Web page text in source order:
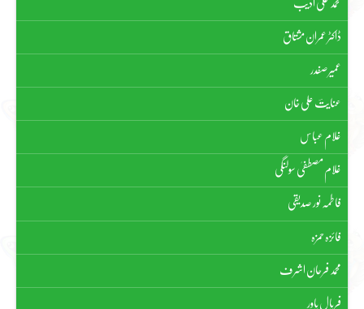
محمد علی ادیب
ڈاکٹر عمران مشتاق
عمیر صفدر
عنایتؔ علی خان
غلام عباس
غلام مصطفیٰ سولنگی
فاطمہ نور صدیقی
فائزہ حمزہ
محمد فرحان اشرف
فریال یاور